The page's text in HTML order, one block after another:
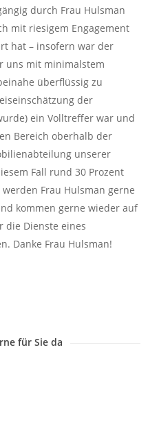
durch Frau Hulsman
mit riesigem Engagement
hat – insofern war der
uns mit minimalstem
überflüssig zu
der
ein Volltreffer war und
Bereich oberhalb der
unserer
Fall rund 30 Prozent
Frau Hulsman gerne
kommen gerne wieder auf
die Dienste eines
Danke Frau Hulsman!
für Sie da